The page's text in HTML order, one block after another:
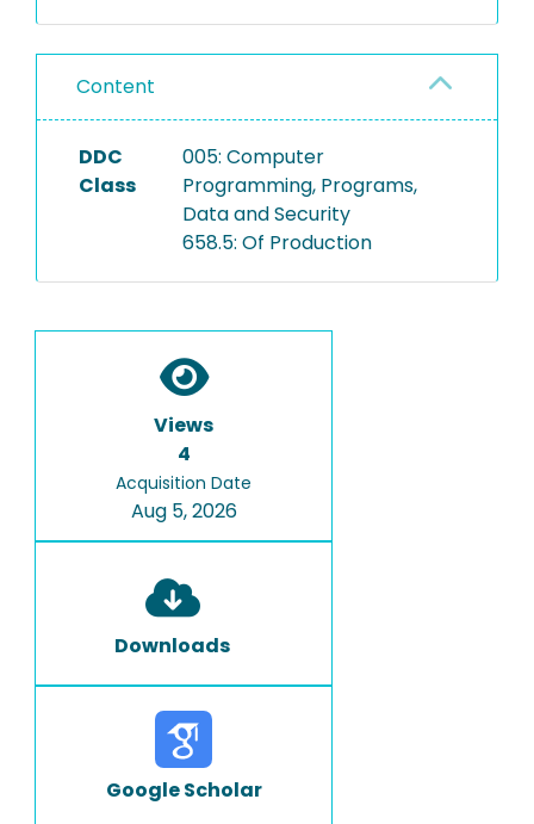
Content
DDC
Class
005: Computer
Programming, Programs,
Data and Security
658.5: Of Production
Views
4
Acquisition Date
Aug 5, 2026
Downloads
Google Scholar